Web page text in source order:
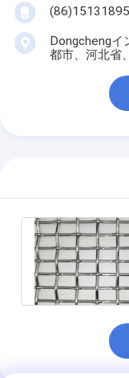
Dongchengイ
都市、河北省